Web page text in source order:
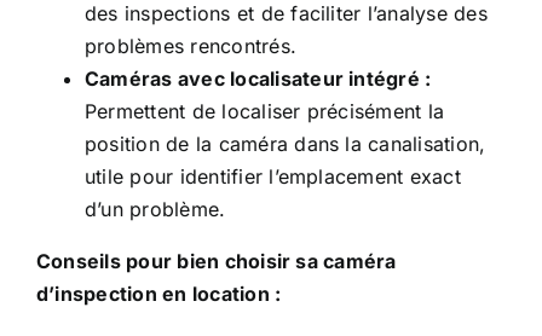
des inspections et de faciliter l’analyse des
problèmes rencontrés.
Caméras avec localisateur intégré :
Permettent de localiser précisément la
position de la caméra dans la canalisation,
utile pour identifier l’emplacement exact
d’un problème.
Conseils pour bien choisir sa caméra
d’inspection en location :